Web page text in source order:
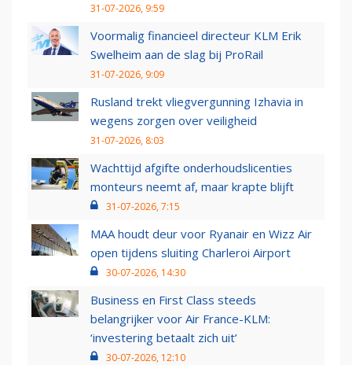
31-07-2026, 9:59
Voormalig financieel directeur KLM Erik
Swelheim aan de slag bij ProRail
31-07-2026, 9:09
Rusland trekt vliegvergunning Izhavia in
wegens zorgen over veiligheid
31-07-2026, 8:03
Wachttijd afgifte onderhoudslicenties
monteurs neemt af, maar krapte blijft
31-07-2026, 7:15
MAA houdt deur voor Ryanair en Wizz Air
open tijdens sluiting Charleroi Airport
30-07-2026, 14:30
Business en First Class steeds
belangrijker voor Air France-KLM:
‘investering betaalt zich uit’
30-07-2026, 12:10